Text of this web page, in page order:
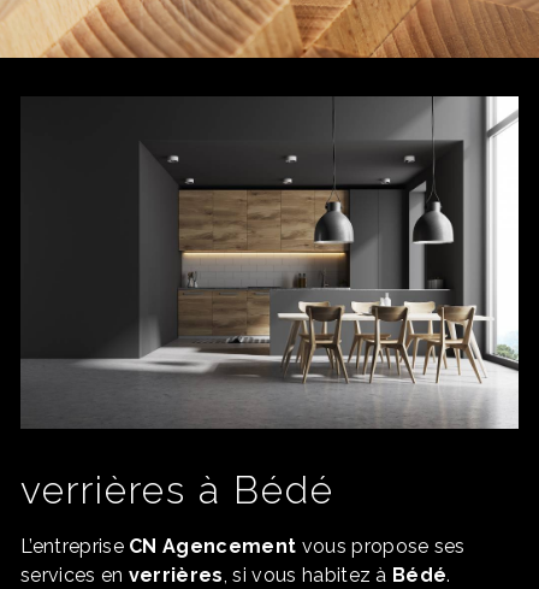
verrières à Bédé
L’entreprise CN Agencement vous propose ses
services en verrières, si vous habitez à Bédé.